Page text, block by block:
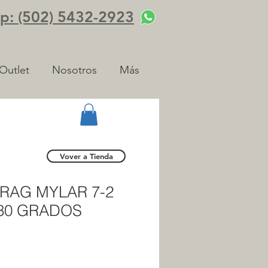
(502) 5432-2923
Nosotros Más
MYLAR 7-2
GRADOS
Vover a Tienda